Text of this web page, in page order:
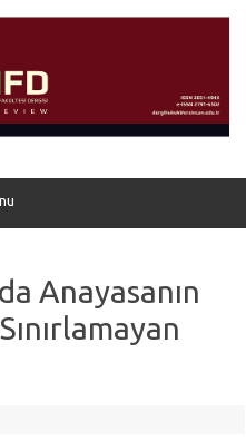
Anayasanın